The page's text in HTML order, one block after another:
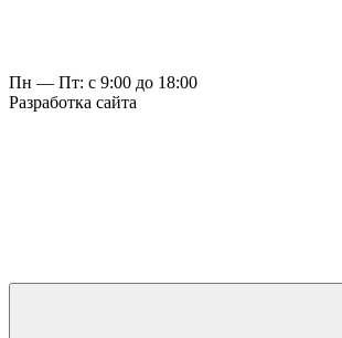
Пн — Пт: с 9:00 до 18:00
Разработка сайта